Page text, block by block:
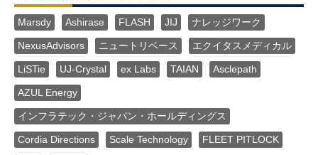
Marsdy Ashirase FLASH JIJ ナレッジワーク
NexusAdvisors ニュートリベース エクイタスメディカル
LiSTie UJ-Crystal ex Labs TAIAN Asclepath
AZUL Energy
インフラテック・ジャパン・ホールディングス
Cordia Directions Scale Technology FLEET PITLOCK